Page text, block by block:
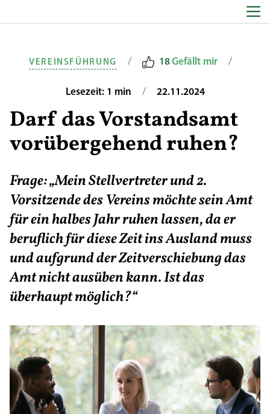
VEREINSFÜHRUNG / 18Gefällt mir /
Lesezeit: 1 min / 22.11.2024
Darf das Vorstandsamt
vorübergehend ruhen?
Frage: „Mein Stellvertreter und 2.
Vorsitzende des Vereins möchte sein Amt
für ein halbes Jahr ruhen lassen, da er
beruflich für diese Zeit ins Ausland muss
und aufgrund der Zeitverschiebung das
Amt nicht ausüben kann. Ist das
überhaupt möglich?“